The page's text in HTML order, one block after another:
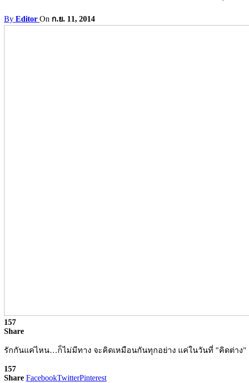
By Editor On ก.ย. 11, 2014
157
Share
รักกันแค่ไหน…ก็ไม่มีทาง จะคิดเหมือนกันทุกอย่าง แค่ในวันที่ "คิดต่า
157
Share FacebookTwitterPinterest